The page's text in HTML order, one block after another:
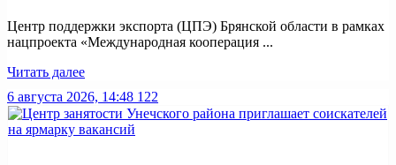
Центр поддержки экспорта (ЦПЭ) Брянской области в рамках
нацпроекта «Международная кооперация ...
Читать далее
6 августа 2026, 14:48 122